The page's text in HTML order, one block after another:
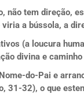
tem direção,
a bússola, a
(a loucura
divina e
do-Pai e
31-32), o que